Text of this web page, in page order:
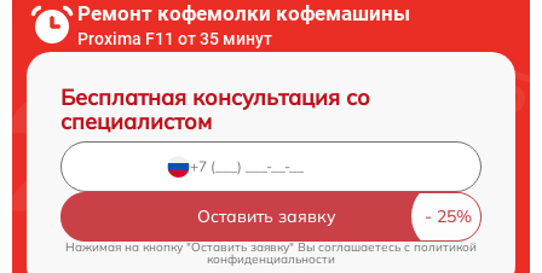
Ремонт кофемолки кофемашины
Proxima F11 от 35 минут
Бесплатная консультация со
специалистом
Оставить заявку
Нажимая на кнопку "Оставить заявку" Вы соглашаетесь cполитикой
конфиденциальности